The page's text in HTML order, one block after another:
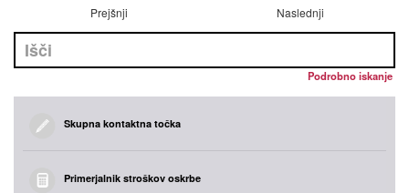
Prejšnji Naslednji
Podrobno iskanje
Skupna kontaktna točka
Primerjalnik stroškov oskrbe